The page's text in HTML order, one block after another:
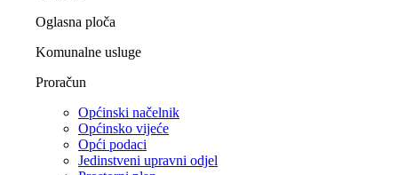
Oglasna ploča
Komunalne usluge
Proračun
Općinski načelnik
Općinsko vijeće
Opći podaci
Jedinstveni upravni odjel